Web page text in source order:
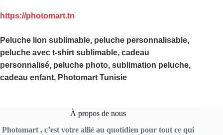
https://photomart.tn
Peluche lion sublimable, peluche personnalisable,
peluche avec t-shirt sublimable, cadeau
personnalisé, peluche photo, sublimation peluche,
cadeau enfant, Photomart Tunisie
À propos de nous
Photomart , c’est votre allié au quotidien pour tout ce qui